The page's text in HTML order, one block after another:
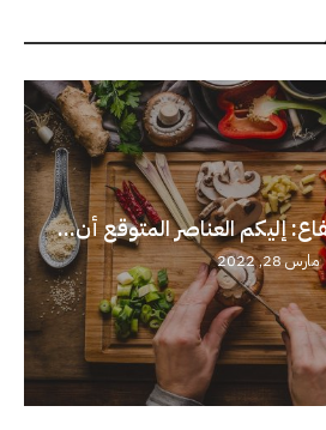
إليكم العناصر المتوقع أن...
مارس 28, 2022